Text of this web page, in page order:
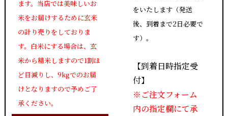
ます。当店では美味しいお
米をお届けするために玄米
の計り売りをしておりま
す。白米にする場合は、玄
米から精米しますので1割ほ
ど目減りし、9kgでのお届
けとなりますので予めご了
承ください。
をいたします（発送
後、到着まで2日必要で
す）。
【到着日時指定受
付】
※ご注文フォーム
内の指定欄にて承